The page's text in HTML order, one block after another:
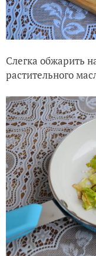
Слегка обжарить
растительного